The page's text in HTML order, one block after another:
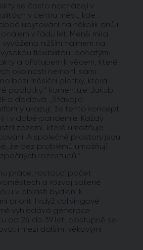
se často nacházejí v
v centru měst, kde
ubytování na několik dnů i
v řádu let. Menší míra
nižším nájmem na
flexibilitou, bohatými
a přístupem k věcem, které
okolností nemohli sami
bázi měsíční platby, která
poplatky,“ komentuje Jakub
a dodává: „Stávající
ukazují, že tento koncept
i v době pandemie. Každý
zázemí, které umožňuje
A společné prostory jsou
že bez problémů umožňují
rozestupů.“
práce, rostoucí počet
a rozvoj sdílené
i v oblasti bydlení k
priorit. I když colivingové
vyhledává generace
od 24 do 39 let, postupně se
i mezi dalšími věkovými